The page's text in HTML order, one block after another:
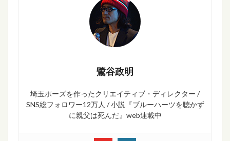
鷺谷政明
埼玉ポーズを作ったクリエイティブ・ディレクター /
SNS総フォロワー12万人 / 小説『ブルーハーツを聴かず
に親父は死んだ』web連載中